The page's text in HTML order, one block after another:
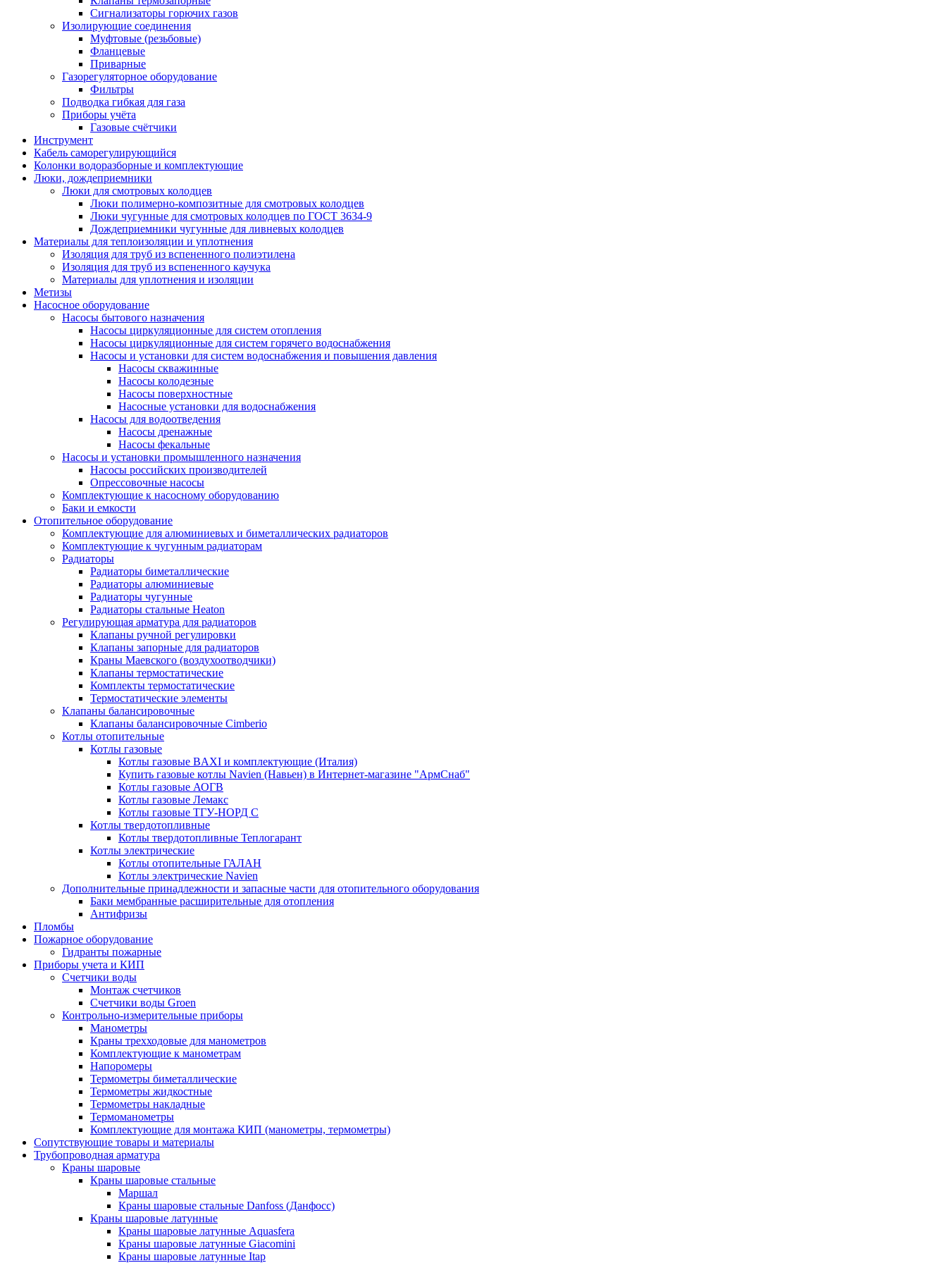
Сигнализаторы горючих газов
Изолирующие соединения
Муфтовые (резьбовые)
Фланцевые
Приварные
Газорегуляторное оборудование
Фильтры
Подводка гибкая для газа
Приборы учёта
Газовые счётчики
Инструмент
Кабель саморегулирующийся
Колонки водоразборные и комплектующие
Люки, дождеприемники
Люки для смотровых колодцев
Люки полимерно-композитные для смотровых колодцев
Люки чугунные для смотровых колодцев по ГОСТ 3634-9
Дождеприемники чугунные для ливневых колодцев
Материалы для теплоизоляции и уплотнения
Изоляция для труб из вспененного полиэтилена
Изоляция для труб из вспененного каучука
Материалы для уплотнения и изоляции
Метизы
Насосное оборудование
Насосы бытового назначения
Насосы циркуляционные для систем отопления
Насосы циркуляционные для систем горячего водоснабжения
Насосы и установки для систем водоснабжения и повышения давления
Насосы скважинные
Насосы колодезные
Насосы поверхностные
Насосные установки для водоснабжения
Насосы для водоотведения
Насосы дренажные
Насосы фекальные
Насосы и установки промышленного назначения
Насосы российских производителей
Опрессовочные насосы
Комплектующие к насосному оборудованию
Баки и емкости
Отопительное оборудование
Комплектующие для алюминиевых и биметаллических радиаторов
Комплектующие к чугунным радиаторам
Радиаторы
Радиаторы биметаллические
Радиаторы алюминиевые
Радиаторы чугунные
Радиаторы стальные Heaton
Регулирующая арматура для радиаторов
Клапаны ручной регулировки
Клапаны запорные для радиаторов
Краны Маевского (воздухоотводчики)
Клапаны термостатические
Комплекты термостатические
Термостатические элементы
Клапаны балансировочные
Клапаны балансировочные Cimberio
Котлы отопительные
Котлы газовые
Котлы газовые BAXI и комплектующие (Италия)
Купить газовые котлы Navien (Навьен) в Интернет-магазине "АрмСнаб"
Котлы газовые АОГВ
Котлы газовые Лемакс
Котлы газовые ТГУ-НОРД С
Котлы твердотопливные
Котлы твердотопливные Теплогарант
Котлы электрические
Котлы отопительные ГАЛАН
Котлы электрические Navien
Дополнительные принадлежности и запасные части для отопительного оборудования
Баки мембранные расширительные для отопления
Антифризы
Пломбы
Пожарное оборудование
Гидранты пожарные
Приборы учета и КИП
Счетчики воды
Монтаж счетчиков
Счетчики воды Groen
Контрольно-измерительные приборы
Манометры
Краны трехходовые для манометров
Комплектующие к манометрам
Напоромеры
Термометры биметаллические
Термометры жидкостные
Термометры накладные
Термоманометры
Комплектующие для монтажа КИП (манометры, термометры)
Сопутствующие товары и материалы
Трубопроводная арматура
Краны шаровые
Краны шаровые стальные
Маршал
Краны шаровые стальные Danfoss (Данфосс)
Краны шаровые латунные
Краны шаровые латунные Aquasfera
Краны шаровые латунные Giacomini
Краны шаровые латунные Itap